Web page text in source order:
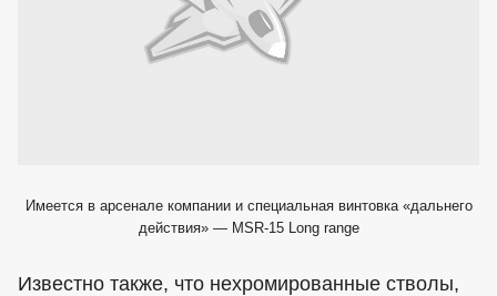
Имеется в арсенале компании и специальная винтовка «дальнего
действия» — MSR-15 Long range
Известно также, что нехромированные стволы,